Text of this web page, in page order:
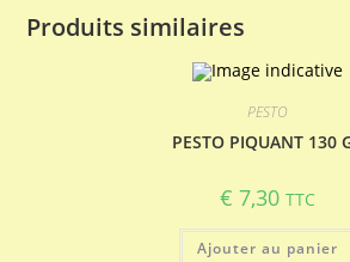
Produits similaires
PESTO
PESTO PIQUANT 130
€ 7,30 TTC
Ajouter au panier